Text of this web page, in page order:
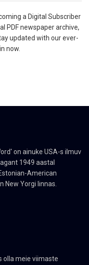
a Digital Subscriber
PDF newspaper archive,
updated with our ever-
now.
on ainuke USA-s ilmuv
1949 aastal
American
New Yorgi linnas.
olla meie viimaste